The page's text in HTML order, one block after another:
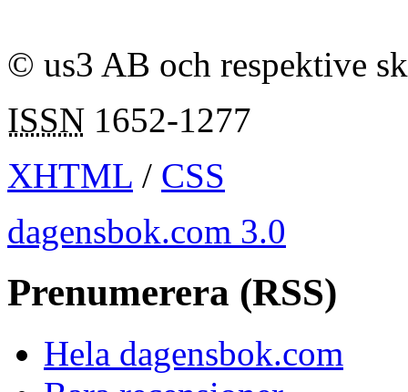
© us3 AB och respektive
ISSN 1652-1277
XHTML / CSS
dagensbok.com 3.0
Prenumerera (RSS)
Hela dagensbok.com